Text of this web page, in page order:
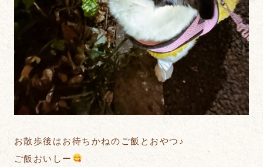
お散歩後はお待ちかねのご飯とおやつ♪
ご飯おいしー